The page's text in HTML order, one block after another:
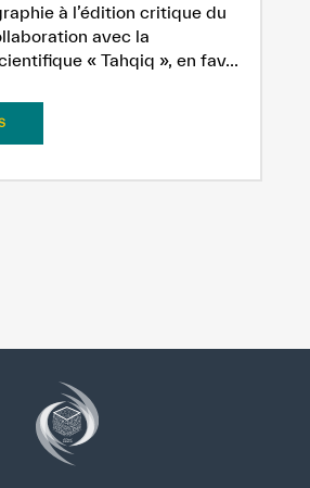
à l’édition critique du
avec la
« Tahqiq », en fav...